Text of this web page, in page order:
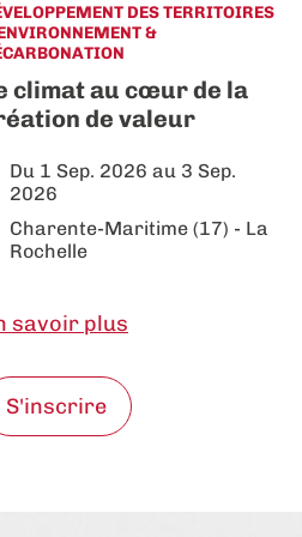
DES TERRITOIRES
&
climat au cœur de la
de valeur
Du 1 Sep. 2026 au 3 Sep.
2026
Charente-Maritime (17) - La
Rochelle
savoir plus
S'inscrire